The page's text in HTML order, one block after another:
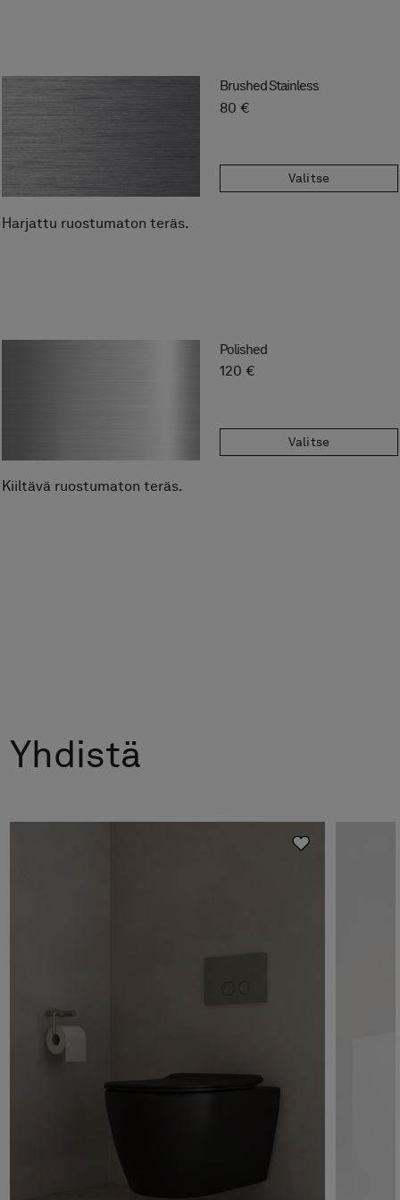
Brushed Stainless
80 €
Valitse
Harjattu ruostumaton teräs.
Polished
120 €
Valitse
Kiiltävä ruostumaton teräs.
Yhdistä